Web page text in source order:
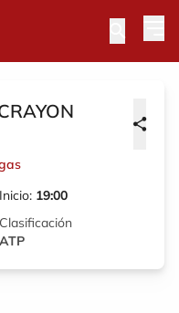
Inicio: 19:00
Clasificación
ATP